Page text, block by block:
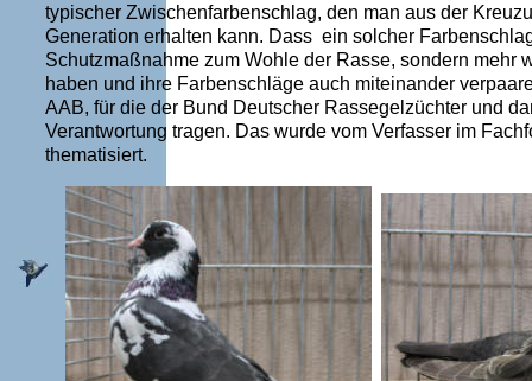
typischer Zwischenfarbenschlag, den man aus der
Generation erhalten kann. Dass ein solcher
Schutzmaßnahme zum Wohle der Rasse, sondern mehr
haben und ihre Farbenschläge auch miteinander
AAB, für die der Bund Deutscher Rassegelzüchter und
Verantwortung tragen. Das wurde vom Verfasser im
thematisiert.